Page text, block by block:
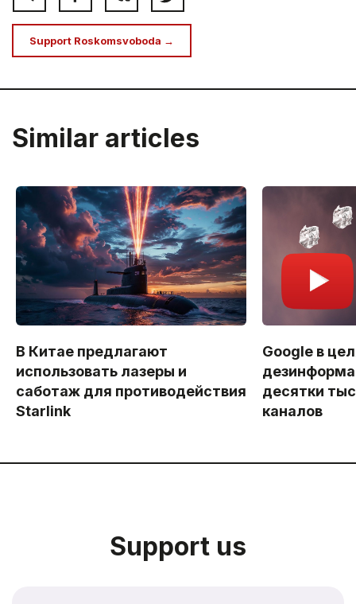
Support Roskomsvoboda →
Similar articles
В Китае предлагают
использовать лазеры и
саботаж для противодействия
Starlink
Google в
десятки
каналов
Support us